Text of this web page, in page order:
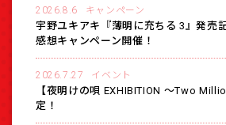
2026.8.6 キャンペーン
宇野ユキアキ『薄明に充ちる 3』発売
感想キャンペーン開催！
2026.7.27 イベント
【夜明けの唄 EXHIBITION 〜Two
定！